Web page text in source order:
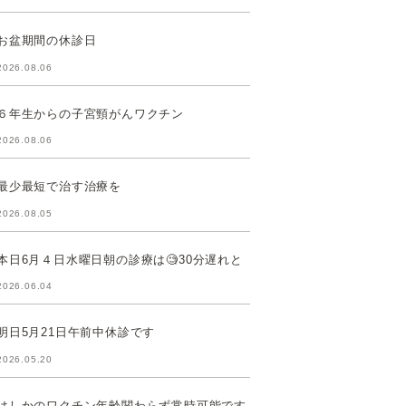
盆期間の休診日
年生からの子宮頸がんワクチン
少最短で治す治療を
日6月４日水曜日朝の診療は🧐30分遅れと
日5月21日午前中休診です